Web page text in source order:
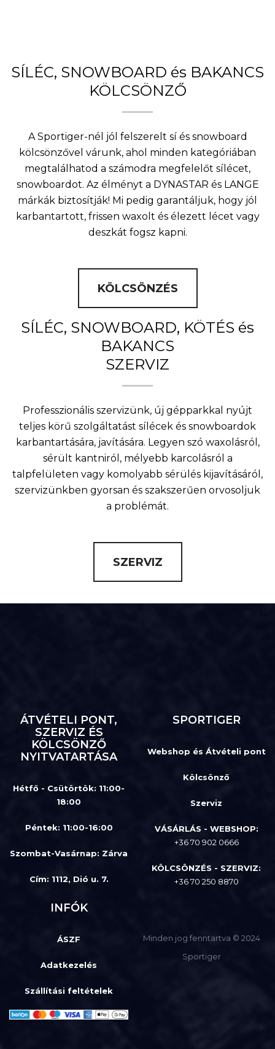
SÍLÉC, SNOWBOARD és BAKANCS
KÖLCSÖNZŐ
A Sportiger-nél jól felszerelt sí és snowboard
kölcsönzővel várunk, ahol minden kategóriában
megtalálhatod a számodra megfelelőt sílécet,
snowboardot. Az élményt a DYNASTAR és LANGE
márkák biztosítják! Mi pedig garantáljuk, hogy jól
karbantartott, frissen waxolt és élezett lécet vagy
deszkát fogsz kapni.
KÖLCSÖNZÉS
SÍLÉC, SNOWBOARD, KÖTÉS és
BAKANCS
SZERVIZ
Professzionális szervizünk, új gépparkkal nyújt
teljes körű szolgáltatást sílécek és snowboardok
karbantartására, javítására. Legyen szó waxolásról,
sérült kantniról, mélyebb karcolásról a
talpfelületen vagy komolyabb sérülés kijavításáról,
szervizünkben gyorsan és szakszerűen orvosoljuk
a problémát.
SZERVIZ
ÁTVÉTELI PONT,
SZERVIZ ÉS
KÖLCSÖNZŐ
NYITVATARTÁSA
Hétfő - Csütörtök: 11:00-
18:00
Péntek: 11:00-16:00
Szombat-Vasárnap: Zárva
Cím: 1112, Dió u. 7.
SPORTIGER
Webshop és Átvételi pont
Kölcsönző
Szerviz
VÁSÁRLÁS - WEBSHOP:
+36 70 902 0666
KÖLCSÖNZÉS - SZERVIZ:
+36 70 250 8870
INFÓK
ÁSZF
Adatkezelés
Szállítási feltételek
Minden jog fenntartva © 2024
Sportiger